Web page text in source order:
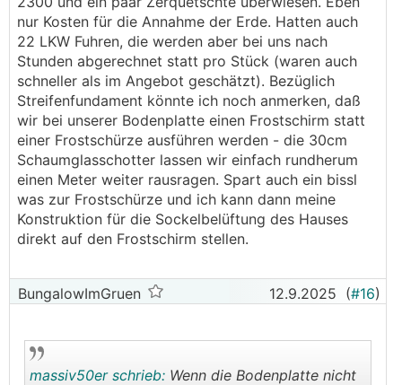
nur Kosten für die Annahme der Erde. Hatten auch
22 LKW Fuhren, die werden aber bei uns nach
Stunden abgerechnet statt pro Stück (waren auch
schneller als im Angebot geschätzt). Bezüglich
Streifenfundament könnte ich noch anmerken, daß
wir bei unserer Bodenplatte einen Frostschirm statt
einer Frostschürze ausführen werden - die 30cm
Schaumglasschotter lassen wir einfach rundherum
einen Meter weiter rausragen. Spart auch ein bissl
was zur Frostschürze und ich kann dann meine
Konstruktion für die Sockelbelüftung des Hauses
direkt auf den Frostschirm stellen.
BungalowImGruen 12.9.2025 (#16)
massiv50er schrieb: Wenn die Bodenplatte nicht